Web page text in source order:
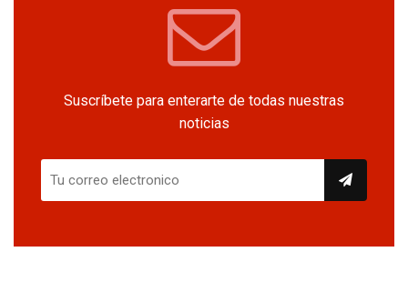
Suscríbete para enterarte de todas nuestras
noticias